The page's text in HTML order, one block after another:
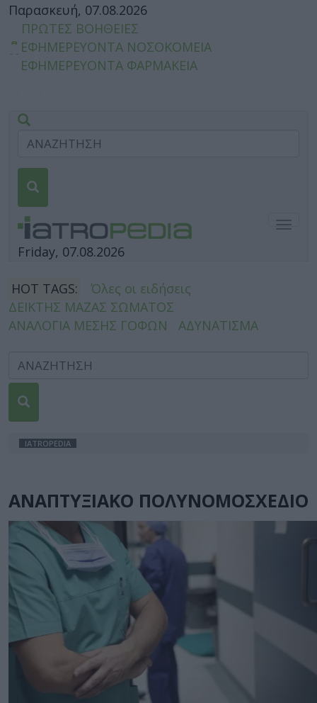
Παρασκευή, 07.08.2026
ΠΡΩΤΕΣ ΒΟΗΘΕΙΕΣ
ΕΦΗΜΕΡΕΥΟΝΤΑ ΝΟΣΟΚΟΜΕΙΑ
ΕΦΗΜΕΡΕΥΟΝΤΑ ΦΑΡΜΑΚΕΙΑ
Friday, 07.08.2026
HOT TAGS:
Όλες οι ειδήσεις
ΔΕΙΚΤΗΣ ΜΑΖΑΣ ΣΩΜΑΤΟΣ
ΑΝΑΛΟΓΙΑ ΜΕΣΗΣ ΓΟΦΩΝ
ΑΔΥΝΑΤΙΣΜΑ
IATROPEDIA
ΑΝΑΠΤΥΞΙΑΚΟ ΠΟΛΥΝΟΜΟΣΧΕΔΙΟ